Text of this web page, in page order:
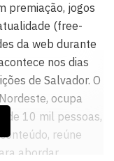
premiação, jogos
(free-
da web durante
nos dias
de Salvador. O
ocupa
de 10 mil pessoas,
reúne
abordar